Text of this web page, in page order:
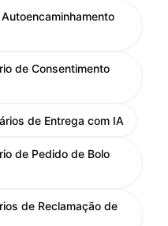
de Consentimento
de Entrega com IA
de Pedido de Bolo
de Reclamação de